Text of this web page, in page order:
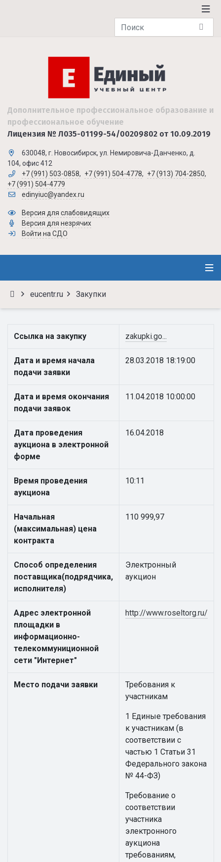
Дополнительное профессиональное образование и
профессиональное обучение
Лицензия № Л035-01199-54/00209802 от 10.09.2019
630048, г. Новосибирск, ул. Немировича-Данченко, д.
104, офис 412
+7 (991) 503-0858, +7 (991) 504-4778, +7 (913) 704-2850,
+7 (991) 504-4779
edinyiuc@yandex.ru
Версия для слабовидящих
Версия для незрячих
Войти на СДО
eucentr.ru Закупки
Ссылка на закупку zakupki.go...
Дата и время начала
подачи заявки
28.03.2018 18:19:00
Дата и время окончания
подачи заявок
11.04.2018 10:00:00
Дата проведения
аукциона в электронной
форме
16.04.2018
Время проведения
аукциона
10:11
Начальная
(максимальная) цена
контракта
110 999,97
Способ определения
поставщика(подрядчика,
исполнителя)
Электронный
аукцион
Адрес электронной
площадки в
информационно-
телекоммуниционной
сети "Интернет"
http://www.roseltorg.ru/
Место подачи заявки
Требования к
участникам
1 Единые требования
к участникам (в
соответствии с
частью 1 Статьи 31
Федерального закона
№ 44-ФЗ)
Требование о
соответствии
участника
электронного
аукциона
требованиям,